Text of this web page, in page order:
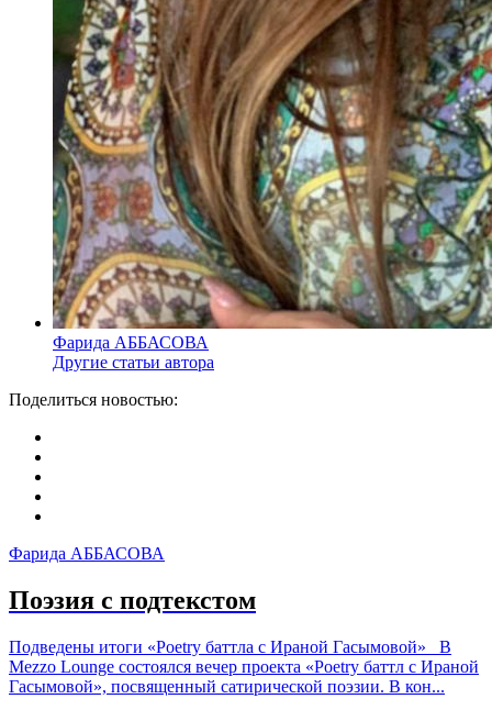
Фарида АББАСОВА
Другие статьи автора
Поделиться новостью:
Фарида АББАСОВА
Поэзия с подтекстом
Подведены итоги «Poetry баттла с Ираной Гасымовой» В
Mezzo Lounge состоялся вечер проекта «Poetry баттл с Ираной
Гасымовой», посвященный сатирической поэзии. В кон...